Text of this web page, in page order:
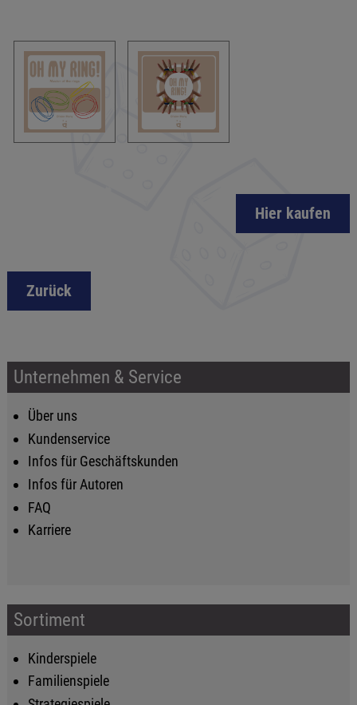
Hier kaufen
Zurück
Unternehmen & Service
Über uns
Kundenservice
Infos für Geschäftskunden
Infos für Autoren
FAQ
Karriere
Sortiment
Kinderspiele
Familienspiele